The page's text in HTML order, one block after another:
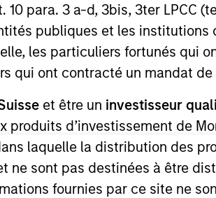
10 para. 3 a-d, 3bis, 3ter LPCC
publiques et les
les particuliers fortunés qui
qui ont contracté un mandat
et être un investisseur
d’investissement de
laquelle la distribution des
ne sont pas destinées à être
fournies par ce site ne
informational and educational
holdings), or will perform well in the
The information on this website
here, you agree that you are
hyperlink is not and does not imply
in any hyperlinked site. In no event